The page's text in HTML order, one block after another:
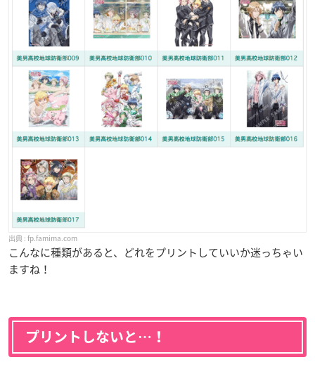
fp.famima.com
こんなに種類があると、どれをプリントしていいか迷っちゃい
ますね！
プリントしないと…！